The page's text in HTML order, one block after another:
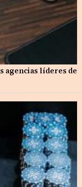
agencias líderes de